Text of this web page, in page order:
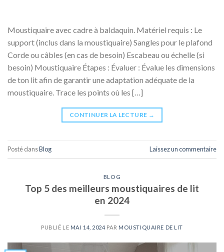
Moustiquaire avec cadre à baldaquin. Matériel requis : Le
support (inclus dans la moustiquaire) Sangles pour le plafond
Corde ou câbles (en cas de besoin) Escabeau ou échelle (si
besoin) Moustiquaire Étapes : Évaluer : Évalue les dimensions
de ton lit afin de garantir une adaptation adéquate de la
moustiquaire. Trace les points où les […]
CONTINUER LA LECTURE →
Posté dansBlog Laissez un commentaire
BLOG
Top 5 des meilleurs moustiquaires de lit
en 2024
PUBLIÉ LE MAI 14, 2024 PAR MOUSTIQUAIRE DE LIT